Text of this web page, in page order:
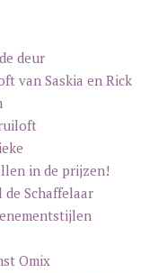
deur
van Saskia en Rick
in de prijzen!
de Schaffelaar
Omix